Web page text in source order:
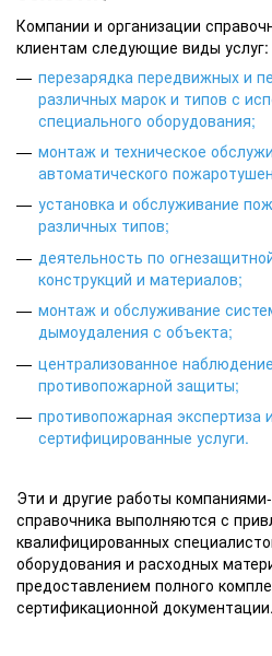
Компании и организации
клиентам следующие виды услуг:
перезарядка передвижных и
различных марок и типов с
специального оборудования;
монтаж и техническое
автоматического
установка и обслуживание
различных типов;
деятельность по
конструкций и материалов;
монтаж и обслуживание
дымоудаления с объекта;
централизованное
противопожарной защиты;
противопожарная экспертиза
сертифицированные услуги.
Эти и другие работы
справочника выполняются с
квалифицированных
оборудования и расходных
предоставлением полного
сертификационной документации.